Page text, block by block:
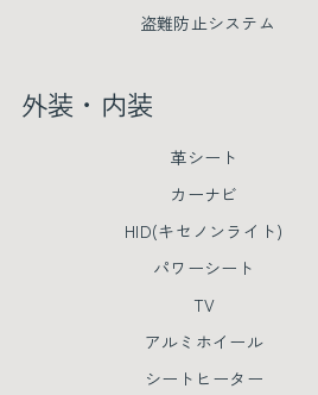
盗難防止システム
外装・内装
革シート
カーナビ
HID(キセノンライト)
パワーシート
TV
アルミホイール
シートヒーター